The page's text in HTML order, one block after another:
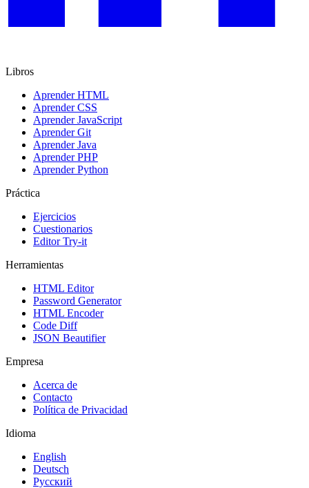
Libros
Aprender HTML
Aprender CSS
Aprender JavaScript
Aprender Git
Aprender Java
Aprender PHP
Aprender Python
Práctica
Ejercicios
Cuestionarios
Editor Try-it
Herramientas
HTML Editor
Password Generator
HTML Encoder
Code Diff
JSON Beautifier
Empresa
Acerca de
Contacto
Política de Privacidad
Idioma
English
Deutsch
Русский